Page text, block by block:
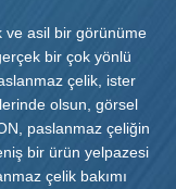
ve asil bir görünüme
bir çok yönlü
çelik, ister
olsun, görsel
paslanmaz çeliğin
bir ürün yelpazesi
çelik bakımı